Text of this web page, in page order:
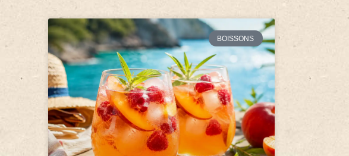
BOISSONS